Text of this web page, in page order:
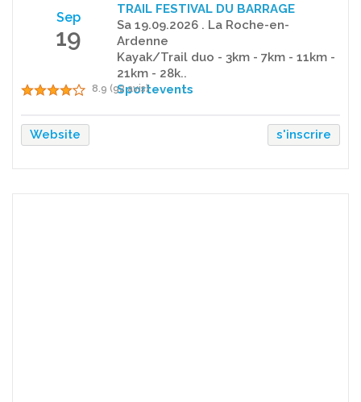
Sep
19
TRAIL FESTIVAL DU BARRAGE
Sa 19.09.2026 . La Roche-en-
Ardenne
Kayak/Trail duo - 3km - 7km - 11km -
21km - 28k..
Sportevents
8.9 (92 avis)
Website s'inscrire